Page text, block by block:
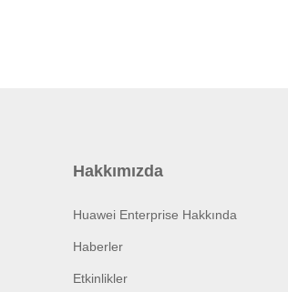
Hakkımızda
Huawei Enterprise Hakkında
Haberler
Etkinlikler